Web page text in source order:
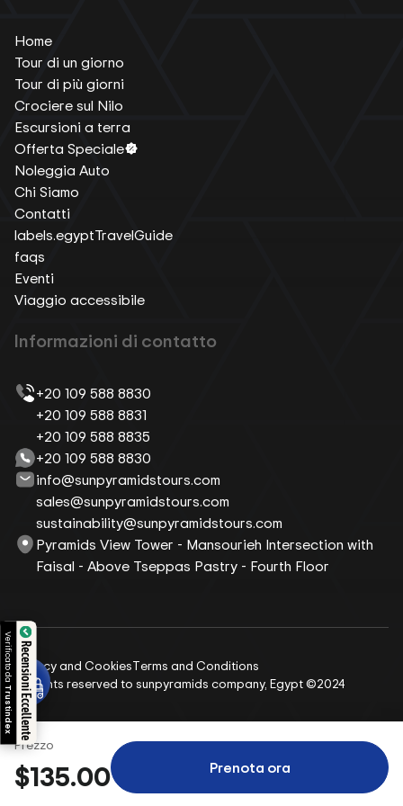
Prezzo
$135.00 Prenota ora
Home
Tour di un giorno
Tour di più giorni
Crociere sul Nilo
Escursioni a terra
Offerta Speciale
Noleggia Auto
Chi Siamo
Contatti
labels.egyptTravelGuide
faqs
Eventi
Viaggio accessibile
Informazioni di contatto
+20 109 588 8830
+20 109 588 8831
+20 109 588 8835
+20 109 588 8830
info@sunpyramidstours.com
sales@sunpyramidstours.com
sustainability@sunpyramidstours.com
Pyramids View Tower - Mansourieh Intersection with
Faisal - Above Tseppas Pastry - Fourth Floor
All rights reserved to sunpyramids company, Egypt ©2024
Privacy and CookiesTerms and Conditions
Recensioni Eccellente
Verificato da
Trustindex